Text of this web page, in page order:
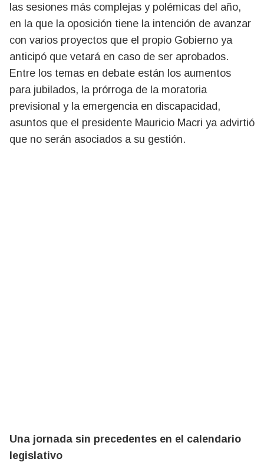
las sesiones más complejas y polémicas del año,
en la que la oposición tiene la intención de avanzar
con varios proyectos que el propio Gobierno ya
anticipó que vetará en caso de ser aprobados.
Entre los temas en debate están los aumentos
para jubilados, la prórroga de la moratoria
previsional y la emergencia en discapacidad,
asuntos que el presidente Mauricio Macri ya advirtió
que no serán asociados a su gestión.
Una jornada sin precedentes en el calendario
legislativo